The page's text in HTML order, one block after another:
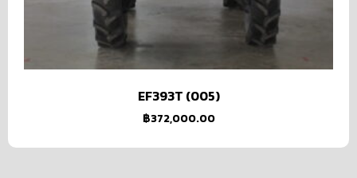
EF393T (005)
฿372,000.00